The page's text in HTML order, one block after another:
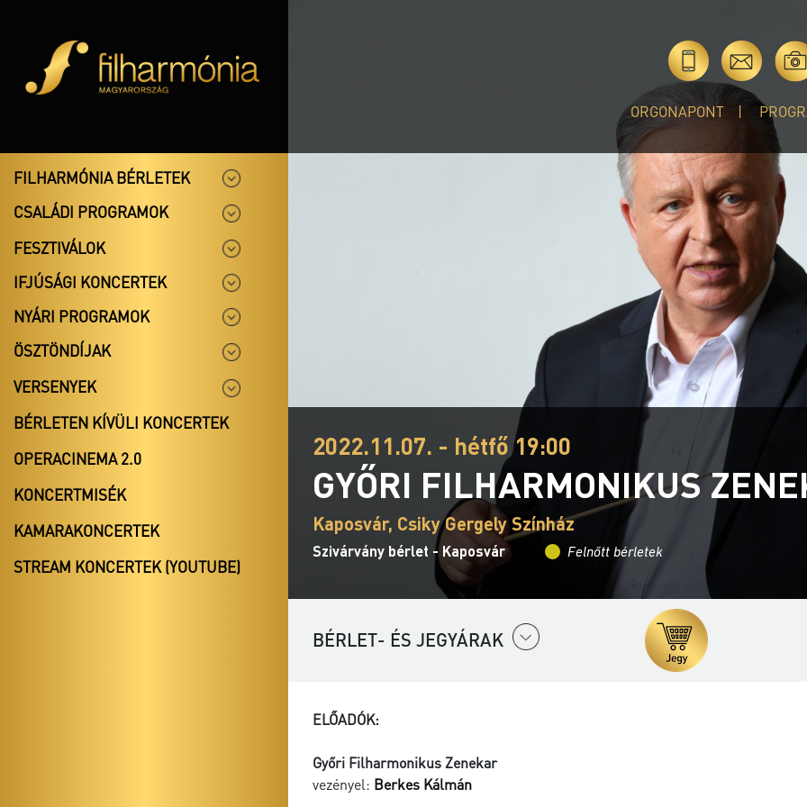
ORGONAPONT
FILHARMÓNIA BÉRLETEK
CSALÁDI PROGRAMOK
FESZTIVÁLOK
IFJÚSÁGI KONCERTEK
NYÁRI PROGRAMOK
ÖSZTÖNDÍJAK
VERSENYEK
BÉRLETEN KÍVÜLI KONCERTEK
OPERACINEMA 2.0
KONCERTMISÉK
KAMARAKONCERTEK
STREAM KONCERTEK (YOUTUBE)
2022.11.07. - hétfő 19:00
GYŐRI FILHARMONIKUS
Kaposvár, Csiky Gergely Színház
Szivárvány bérlet - Kaposvár Felnőtt bérletek
BÉRLET- ÉS JEGYÁRAK
ELŐADÓK:
Győri Filharmonikus Zenekar
vezényel: Berkes Kálmán